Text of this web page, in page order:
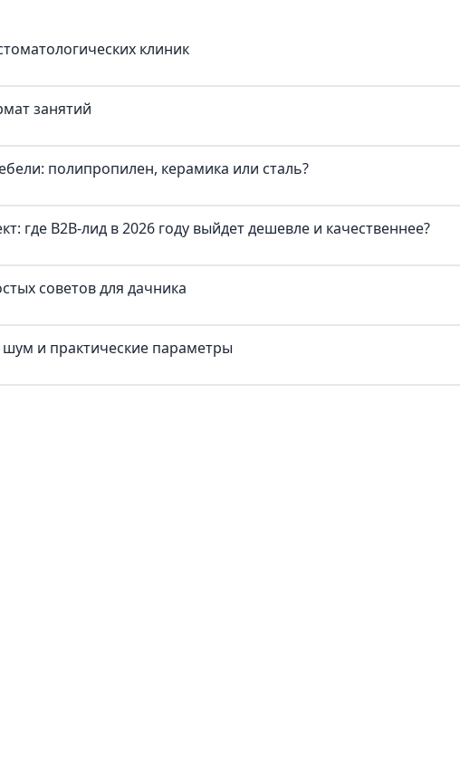
клиник
занятий
полипропилен, керамика или сталь?
где B2B-лид в 2026 году выйдет дешевле и качественнее?
советов для дачника
и практические параметры